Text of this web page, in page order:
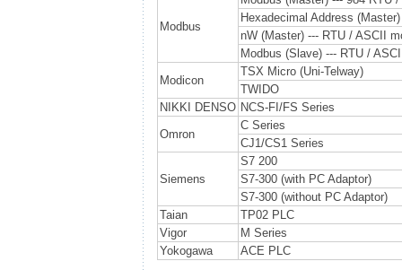
Modbus
Hexadecimal Address
nW (Master) --- RTU / ASCII
Modbus (Slave) --- RTU /
Modicon
TSX Micro (Uni-Telway)
TWIDO
NIKKI DENSO NCS-FI/FS Series
Omron
C Series
CJ1/CS1 Series
Siemens
S7 200
S7-300 (with PC Adaptor)
S7-300 (without PC Adaptor)
Taian
TP02 PLC
Vigor
M Series
Yokogawa
ACE PLC